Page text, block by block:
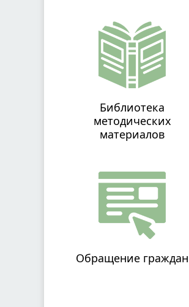
Библиотека
методических
материалов
Обращение граждан